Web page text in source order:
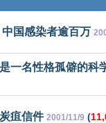
国感染者逾百万
一名性格孤僻的科
疽信件 2001/11/9 (